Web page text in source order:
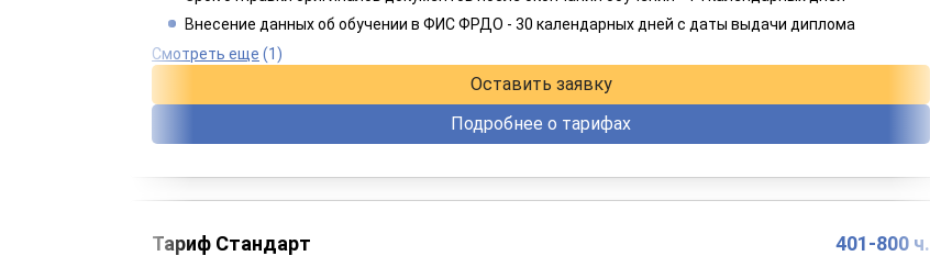
Внесение данных об обучении в ФИС ФРДО - 30 календарных дней с даты выдачи диплома
Смотреть еще (1)
Оставить заявку
Подробнее о тарифах
Тариф Стандарт 401-800 ч.